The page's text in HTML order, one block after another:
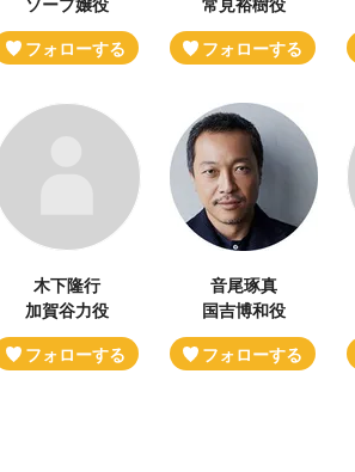
木下隆行
加賀谷力役
音尾琢真
国吉博和役